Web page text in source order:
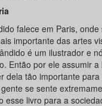
falece em Paris,
importante das artes
é um ilustrador e
Então por ele assumir
dela tão importante
se sente
esse livro para a